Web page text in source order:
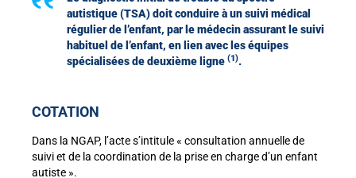
autistique (TSA) doit conduire à un suivi médical
régulier de l’enfant, par le médecin assurant le suivi
habituel de l’enfant, en lien avec les équipes
spécialisées de deuxième ligne (1).
COTATION
Dans la NGAP, l’acte s’intitule « consultation annuelle de
suivi et de la coordination de la prise en charge d’un enfant
autiste ».